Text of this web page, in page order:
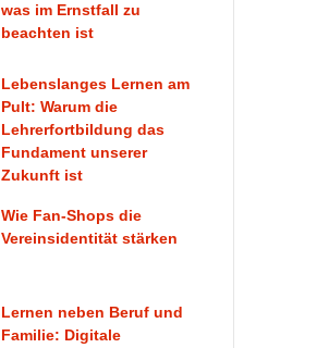
was im Ernstfall zu
beachten ist
Lebenslanges Lernen am
Pult: Warum die
Lehrerfortbildung das
Fundament unserer
Zukunft ist
Wie Fan-Shops die
Vereinsidentität stärken
Lernen neben Beruf und
Familie: Digitale